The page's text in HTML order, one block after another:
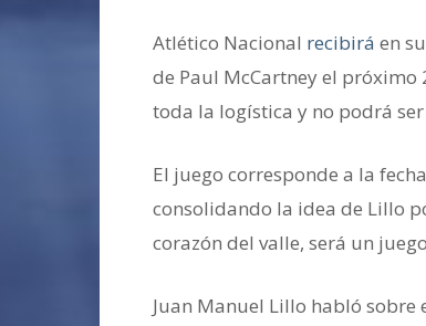
Atlético Nacional recibirá en
de Paul McCartney el
toda la logística y no podrá
El juego corresponde a la
consolidando la idea de Lillo
corazón del valle, será un
Juan Manuel Lillo habló sobre